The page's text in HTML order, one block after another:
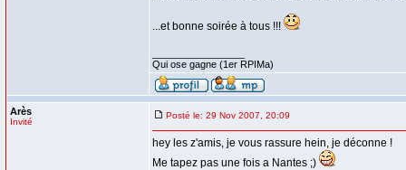
...et bonne soirée à tous !!!
Qui ose gagne (1er RPIMa)
Arès
Invité
Posté le: 29 Nov 2007, 20:09
hey les z'amis, je vous rassure hein, je déconne !
Me tapez pas une fois a Nantes ;)